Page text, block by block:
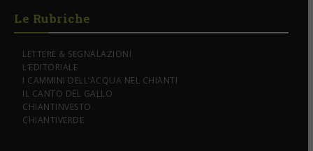
Le Rubriche
LETTERE & SEGNALAZIONI
L’EDITORIALE
I CAMMINI DELL’ACQUA NEL CHIANTI
IL CANTO DEL GALLO
CHIANTINVESTO
CHIANTIVERDE